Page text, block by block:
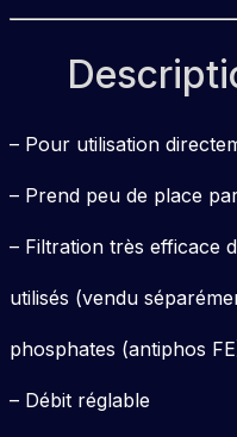
– Pour utilisation
– Prend peu de place
– Filtration très efficace
utilisés (vendu
phosphates (antiphos
– Débit réglable